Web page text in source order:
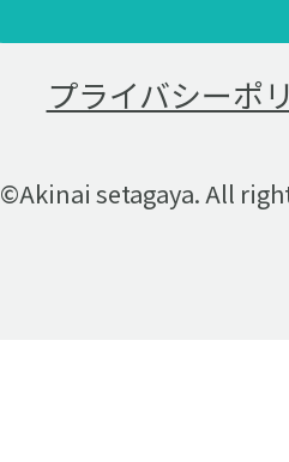
プライバシーポ
©Akinai setagaya. All